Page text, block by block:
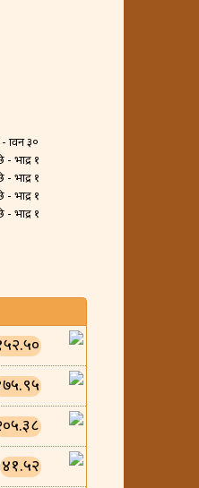
३०
- भाद्र १
- भाद्र १
- भाद्र १
- भाद्र १
४१.५२